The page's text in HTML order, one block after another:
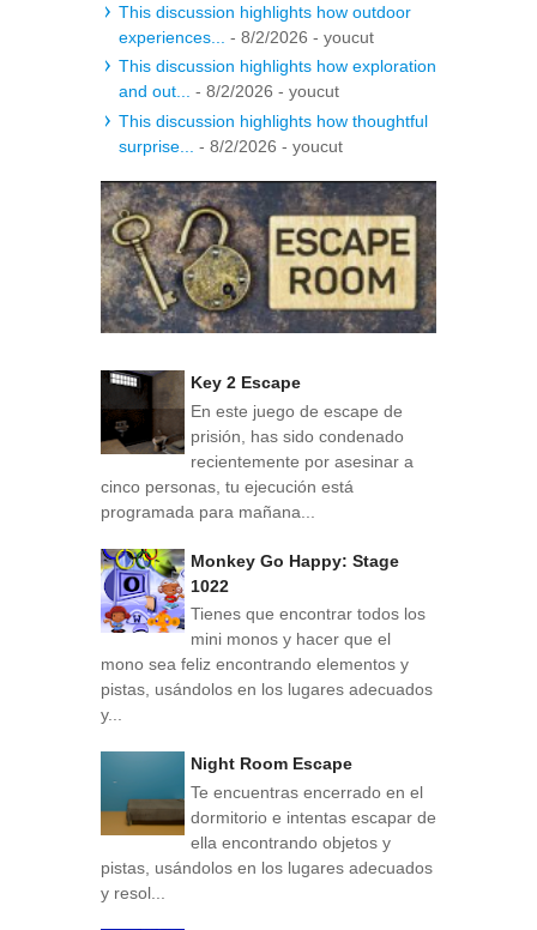
This discussion highlights how outdoor
experiences...
- 8/2/2026 - youcut
This discussion highlights how exploration
and out...
- 8/2/2026 - youcut
This discussion highlights how thoughtful
surprise...
- 8/2/2026 - youcut
Key 2 Escape
En este juego de escape de
prisión, has sido condenado
recientemente por asesinar a
cinco personas, tu ejecución está
programada para mañana...
Monkey Go Happy: Stage
1022
Tienes que encontrar todos los
mini monos y hacer que el
mono sea feliz encontrando elementos y
pistas, usándolos en los lugares adecuados
y...
Night Room Escape
Te encuentras encerrado en el
dormitorio e intentas escapar de
ella encontrando objetos y
pistas, usándolos en los lugares adecuados
y resol...